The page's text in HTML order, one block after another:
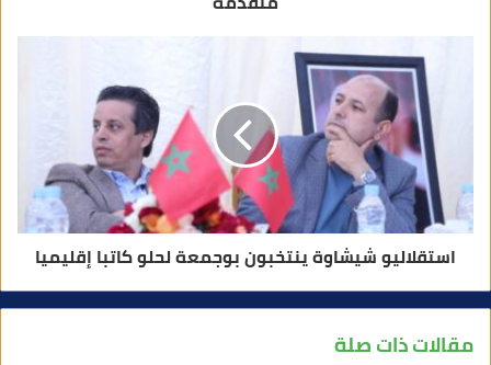
استقلاليو شيشاوة ينتخبون بوجمعة لحلو كاتبا إقليميا
مقالات ذات صلة